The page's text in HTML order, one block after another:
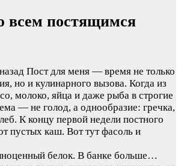
всем постящимся
Пост для меня — время не только
но и кулинарного вызова. Когда из
молоко, яйца и даже рыба в строгие
— не голод, а однообразие: гречка,
К концу первой недели постного
пустых каш. Вот тут фасоль и
белок. В банке больше…